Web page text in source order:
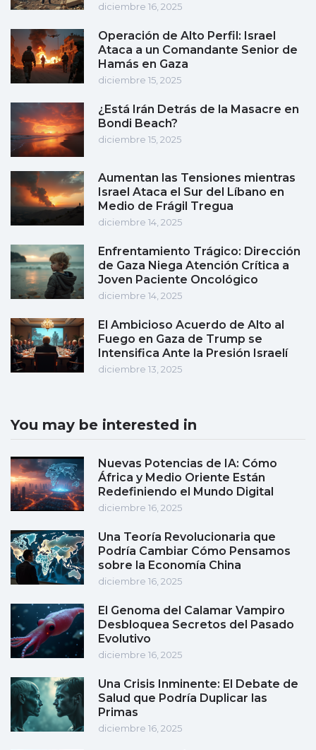
diciembre 16, 2025
Operación de Alto Perfil: Israel
Ataca a un Comandante Senior de
Hamás en Gaza
diciembre 15, 2025
¿Está Irán Detrás de la Masacre en
Bondi Beach?
diciembre 15, 2025
Aumentan las Tensiones mientras
Israel Ataca el Sur del Líbano en
Medio de Frágil Tregua
diciembre 14, 2025
Enfrentamiento Trágico: Dirección
de Gaza Niega Atención Crítica a
Joven Paciente Oncológico
diciembre 14, 2025
El Ambicioso Acuerdo de Alto al
Fuego en Gaza de Trump se
Intensifica Ante la Presión Israelí
diciembre 13, 2025
You may be interested in
Nuevas Potencias de IA: Cómo
África y Medio Oriente Están
Redefiniendo el Mundo Digital
diciembre 16, 2025
Una Teoría Revolucionaria que
Podría Cambiar Cómo Pensamos
sobre la Economía China
diciembre 16, 2025
El Genoma del Calamar Vampiro
Desbloquea Secretos del Pasado
Evolutivo
diciembre 16, 2025
Una Crisis Inminente: El Debate de
Salud que Podría Duplicar las
Primas
diciembre 16, 2025